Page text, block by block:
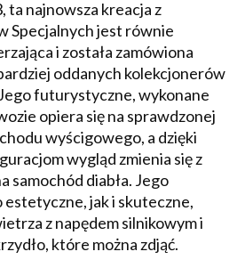
ta najnowsza kreacja z
Specjalnych jest równie
i została zamówiona
oddanych kolekcjonerów
futurystyczne, wykonane
opiera się na sprawdzonej
wyścigowego, a dzięki
wygląd zmienia się z
samochód diabła. Jego
jak i skuteczne,
z napędem silnikowym i
które można zdjąć.